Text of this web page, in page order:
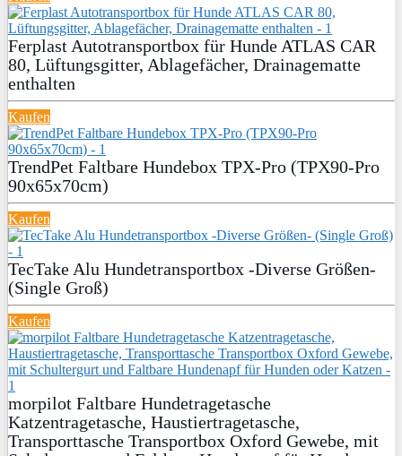
Ferplast Autotransportbox für Hunde ATLAS CAR
80, Lüftungsgitter, Ablagefächer, Drainagematte
enthalten
Kaufen
TrendPet Faltbare Hundebox TPX-Pro (TPX90-Pro
90x65x70cm)
Kaufen
TecTake Alu Hundetransportbox -Diverse Größen-
(Single Groß)
Kaufen
morpilot Faltbare Hundetragetasche
Katzentragetasche, Haustiertragetasche,
Transporttasche Transportbox Oxford Gewebe, mit